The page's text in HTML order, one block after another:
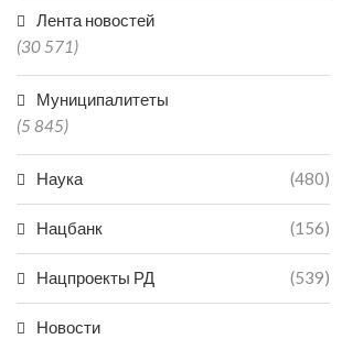
Лента новостей
(30 571)
Муниципалитеты
(5 845)
Наука (480)
Нацбанк (156)
Нацпроекты РД (539)
Новости